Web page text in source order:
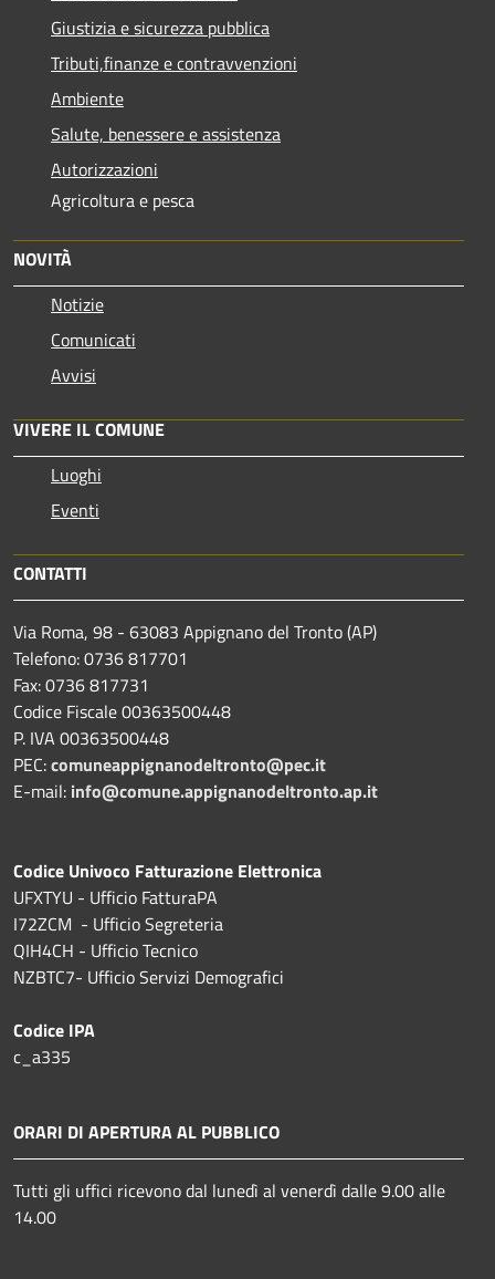
Giustizia e sicurezza pubblica
Tributi,finanze e contravvenzioni
Ambiente
Salute, benessere e assistenza
Autorizzazioni
Agricoltura e pesca
NOVITÀ
Notizie
Comunicati
Avvisi
VIVERE IL COMUNE
Luoghi
Eventi
CONTATTI
Via Roma, 98 - 63083 Appignano del Tronto (AP)
Telefono: 0736 817701
Fax: 0736 817731
Codice Fiscale 00363500448
P. IVA 00363500448
PEC:comuneappignanodeltronto@pec.it
E-mail: info@comune.appignanodeltronto.ap.it
Codice Univoco Fatturazione Elettronica
UFXTYU - Ufficio FatturaPA
I72ZCM - Ufficio Segreteria
QIH4CH - Ufficio Tecnico
NZBTC7- Ufficio Servizi Demografici
Codice IPA
c_a335
ORARI DI APERTURA AL PUBBLICO
Tutti gli uffici ricevono dal lunedì al venerdì dalle 9.00 alle
14.00